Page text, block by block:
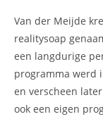
Van der Meijde
realitysoap
een langdurige
programma werd
en verscheen
ook een eigen